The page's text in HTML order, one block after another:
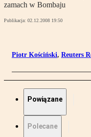
zamach w Bombaju
Publikacja: 02.12.2008 19:50
Piotr Kościński, Reuters
Powiązane
Polecane